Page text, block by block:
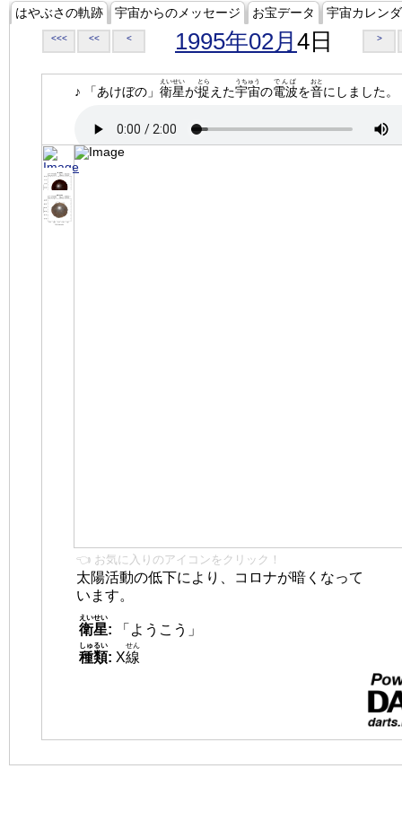
はやぶさの軌跡 宇宙からのメッセージ お宝データ 宇宙カレン
<<< << < 1995年02月 4日 >
♪ 「あけぼの」 衛星
えいせい
が捉
とら
えた宇宙
うちゅう
の電波
でんぱ
を音
おと
にしました。
👈 お気に入りのアイコンをクリック！
太陽活動の低下により、コロナが暗くなって
います。
衛星
えいせい
:
「ようこう」
種類
しゅるい
: X線
せん